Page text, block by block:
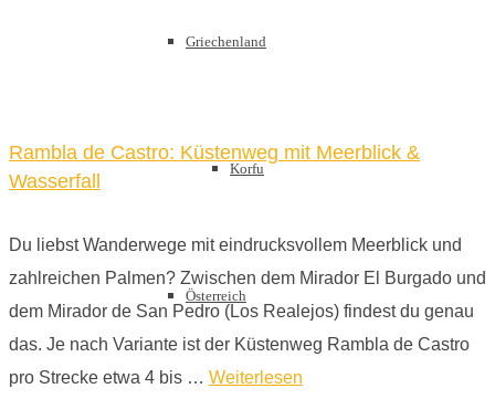
Griechenland
Korfu
Österreich
Rambla de Castro: Küstenweg mit Meerblick &
Wasserfall
Du liebst Wanderwege mit eindrucksvollem Meerblick und
zahlreichen Palmen? Zwischen dem Mirador El Burgado und
dem Mirador de San Pedro (Los Realejos) findest du genau
das. Je nach Variante ist der Küstenweg Rambla de Castro
pro Strecke etwa 4 bis … Weiterlesen